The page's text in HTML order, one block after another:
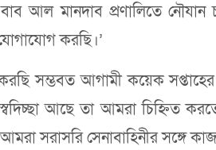
আল মানদাব প্রণালিতে নৌযান
করছি।’
সম্ভবত আগামী কয়েক
আছে তা আমরা চিহ্নিত
আমরা সরাসরি সেনাবাহিনীর সঙ্গে